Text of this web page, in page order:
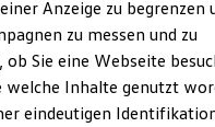
- 13:00 Uhr
Anzeige zu begrenzen
zu messen und zu
ob Sie eine Webseite
welche Inhalte genutzt
eindeutigen